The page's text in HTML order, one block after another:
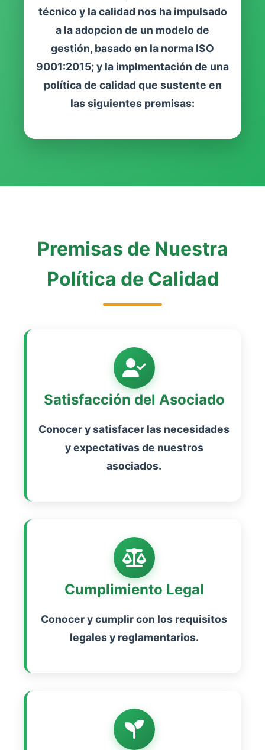
técnico y la calidad nos ha impulsado
a la adopcion de un modelo de
gestión, basado en la norma ISO
9001:2015; y la implmentación de una
política de calidad que sustente en
las siguientes premisas:
Premisas de Nuestra
Política de Calidad
Satisfacción del Asociado
Conocer y satisfacer las necesidades
y expectativas de nuestros
asociados.
Cumplimiento Legal
Conocer y cumplir con los requisitos
legales y reglamentarios.